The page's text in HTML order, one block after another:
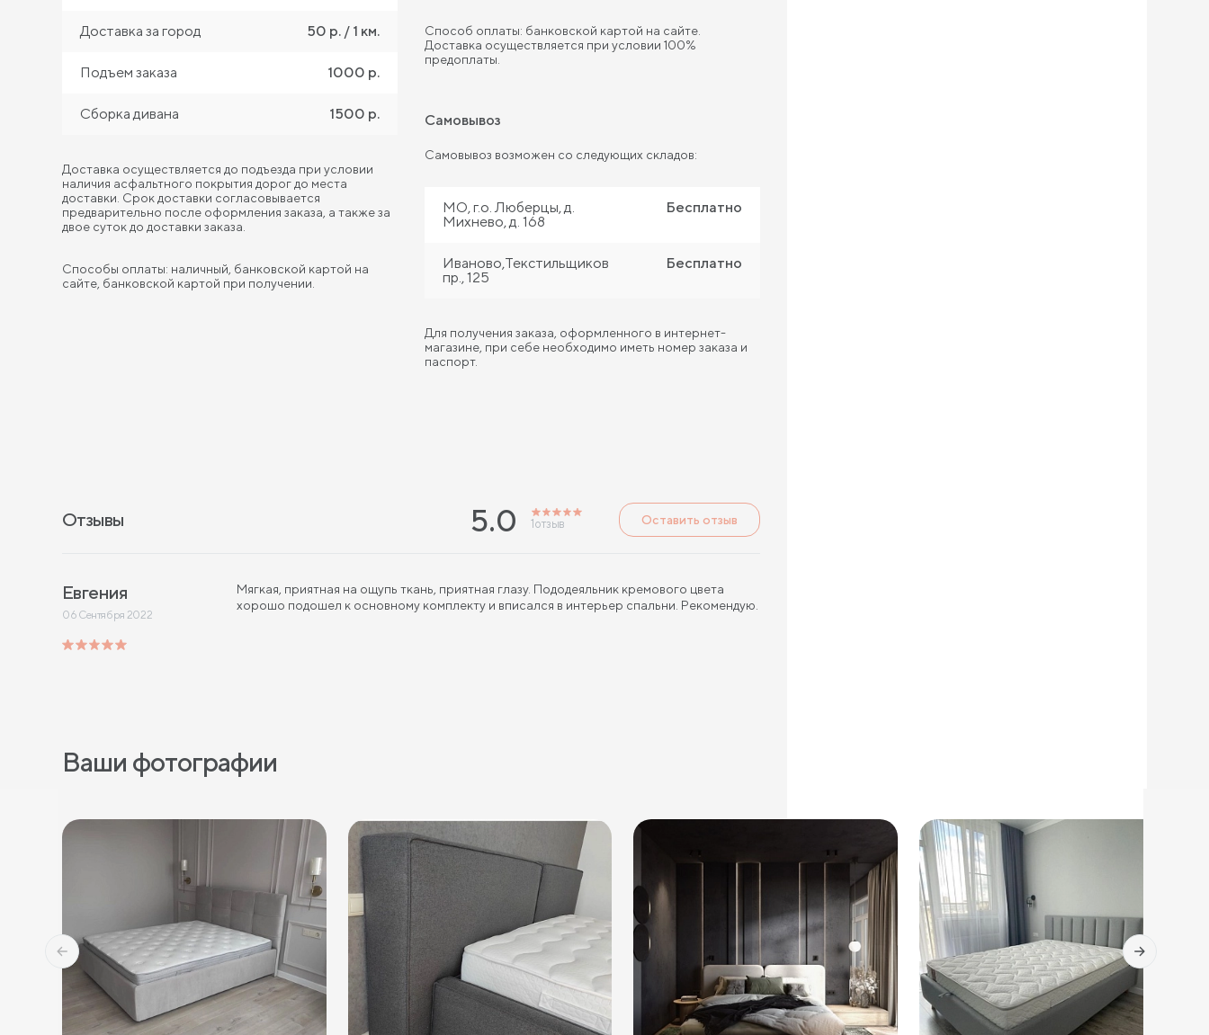
Доставка за город 50 р. / 1 км.
Подъем заказа 1000 р.
Сборка дивана 1500 р.
Доставка осуществляется до подъезда при условии
наличия асфальтного покрытия дорог до места
доставки. Срок доставки согласовывается
предварительно после оформления заказа, а также за
двое суток до доставки заказа.
Способы оплаты: наличный, банковской картой на
сайте, банковской картой при получении.
Способ оплаты: банковской картой на сайте.
Доставка осуществляется при условии 100%
предоплаты.
Самовывоз
Самовывоз возможен со следующих складов:
МО, г.о. Люберцы, д.
Михнево, д. 168
Бесплатно
Иваново,Текстильщиков
пр., 125
Бесплатно
Для получения заказа, оформленного в интернет-
магазине, при себе необходимо иметь номер заказа и
паспорт.
Отзывы 5.0 1 отзыв Оставить отзыв
Евгения
06 Сентября 2022
Мягкая, приятная на ощупь ткань, приятная глазу. Пододеяльник кремового цвета
хорошо подошел к основному комплекту и вписался в интерьер спальни. Рекомендую.
Ваши фотографии